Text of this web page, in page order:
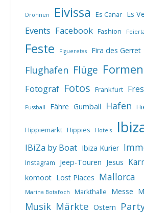
Drohnen Eivissa Es Canar Es
Events Facebook Fashion
Feste Figueretas Fira des Gerret
Flughafen Flüge
Fotograf Fotos Frankfurt
Fussball Fähre Gumball Hafen
Hippiemarkt Hippies Hotels
IBiZa by Boat Ibiza Kurier
Instagram Jeep-Touren Jesus
komoot Lost Places Mallorca
Marina Botafoch Markthalle Messe
Musik Märkte Ostern